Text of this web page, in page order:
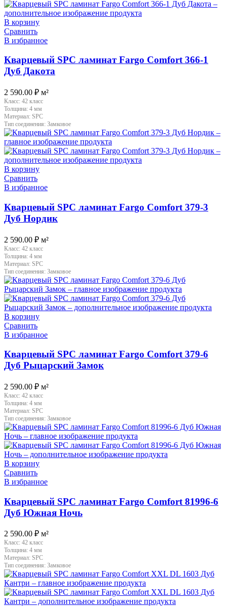
В корзину
Сравнить
В избранное
Кварцевый SPC ламинат Fargo Comfort 366-1
Дуб Дакота
2 590.00 ₽ м²
Класс: 42 класс
Толщина: 4 мм
Материал: SPC
Тип соединения: Замковое
В корзину
Сравнить
В избранное
Кварцевый SPC ламинат Fargo Comfort 379-3
Дуб Нордик
2 590.00 ₽ м²
Класс: 42 класс
Толщина: 4 мм
Материал: SPC
Тип соединения: Замковое
В корзину
Сравнить
В избранное
Кварцевый SPC ламинат Fargo Comfort 379-6
Дуб Рыцарский Замок
2 590.00 ₽ м²
Класс: 42 класс
Толщина: 4 мм
Материал: SPC
Тип соединения: Замковое
В корзину
Сравнить
В избранное
Кварцевый SPC ламинат Fargo Comfort 81996-6
Дуб Южная Ночь
2 590.00 ₽ м²
Класс: 42 класс
Толщина: 4 мм
Материал: SPC
Тип соединения: Замковое